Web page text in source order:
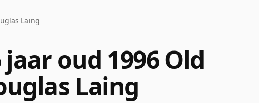
Laing
oud 1996 Old
Laing